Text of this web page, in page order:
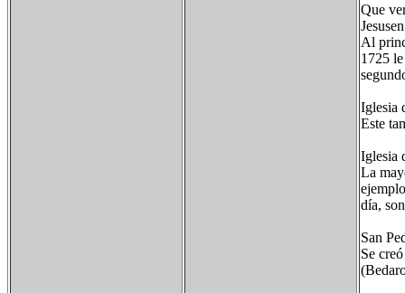
Que
Al
1725
Iglesia
Este
Iglesia
La
día,
San
Se